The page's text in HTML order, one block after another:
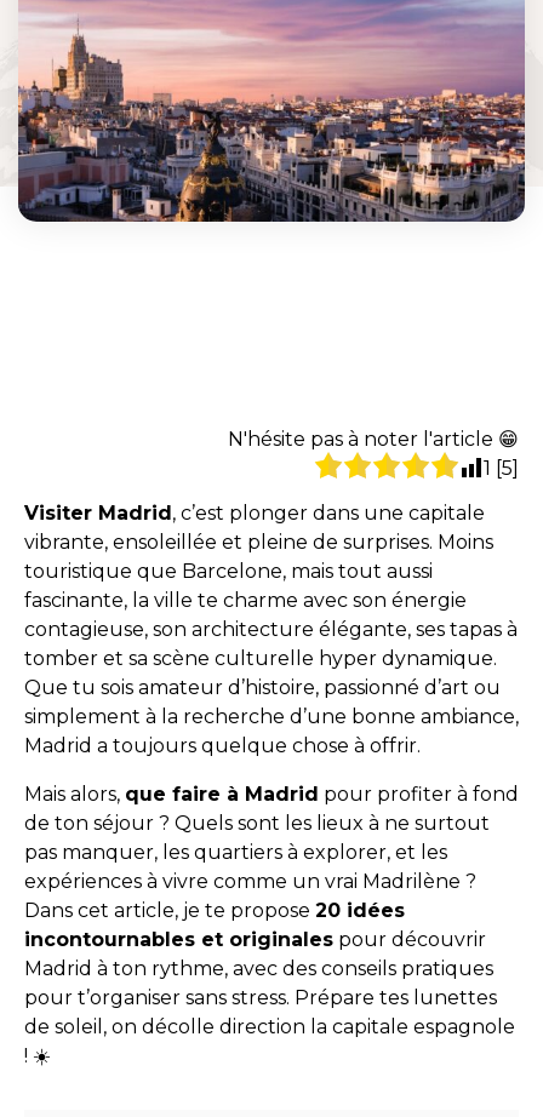
N'hésite pas à noter l'article 😁
1 [5]
Visiter Madrid, c’est plonger dans une capitale
vibrante, ensoleillée et pleine de surprises. Moins
touristique que Barcelone, mais tout aussi
fascinante, la ville te charme avec son énergie
contagieuse, son architecture élégante, ses tapas à
tomber et sa scène culturelle hyper dynamique.
Que tu sois amateur d’histoire, passionné d’art ou
simplement à la recherche d’une bonne ambiance,
Madrid a toujours quelque chose à offrir.
Mais alors, que faire à Madrid pour profiter à fond
de ton séjour ? Quels sont les lieux à ne surtout
pas manquer, les quartiers à explorer, et les
expériences à vivre comme un vrai Madrilène ?
Dans cet article, je te propose 20 idées
incontournables et originales pour découvrir
Madrid à ton rythme, avec des conseils pratiques
pour t’organiser sans stress. Prépare tes lunettes
de soleil, on décolle direction la capitale espagnole
! ☀️